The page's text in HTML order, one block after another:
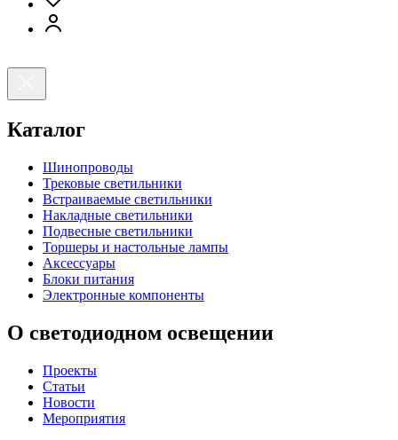
Каталог
Шинопроводы
Трековые светильники
Встраиваемые светильники
Накладные светильники
Подвесные светильники
Торшеры и настольные лампы
Аксессуары
Блоки питания
Электронные компоненты
О светодиодном освещении
Проекты
Статьи
Новости
Мероприятия